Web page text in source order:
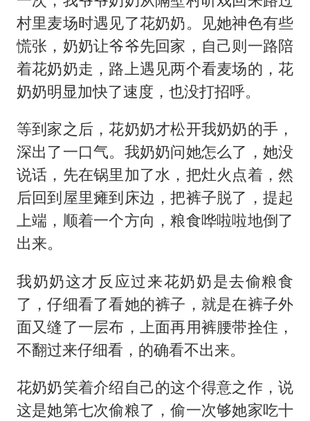
村里麦场时遇见了花奶奶。见她神色有些
慌张，奶奶让爷爷先回家，自己则一路陪
着花奶奶走，路上遇见两个看麦场的，花
奶奶明显加快了速度，也没打招呼。
等到家之后，花奶奶才松开我奶奶的手，
深出了一口气。我奶奶问她怎么了，她没
说话，先在锅里加了水，把灶火点着，然
后回到屋里瘫到床边，把裤子脱了，提起
上端，顺着一个方向，粮食哗啦啦地倒了
出来。
我奶奶这才反应过来花奶奶是去偷粮食
了，仔细看了看她的裤子，就是在裤子外
面又缝了一层布，上面再用裤腰带拴住，
不翻过来仔细看，的确看不出来。
花奶奶笑着介绍自己的这个得意之作，说
这是她第七次偷粮了，偷一次够她家吃十